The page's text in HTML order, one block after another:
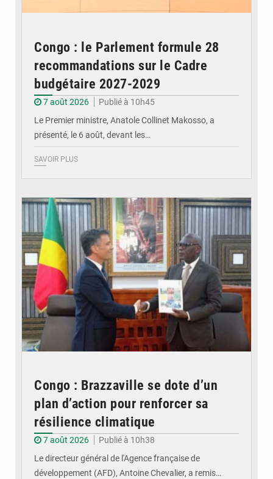
Congo : le Parlement formule 28
recommandations sur le Cadre
budgétaire 2027-2029
7 août 2026
Publié à 10h45
Le Premier ministre, Anatole Collinet Makosso, a
présenté, le 6 août, devant les…
SAVOIR PLUS
Congo : Brazzaville se dote d’un
plan d’action pour renforcer sa
résilience climatique
7 août 2026
Publié à 10h38
Le directeur général de l'Agence française de
développement (AFD), Antoine Chevalier, a remis…